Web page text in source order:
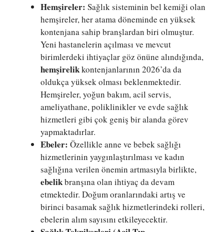
Hemşireler: Sağlık sisteminin bel kemiği olan
hemşireler, her atama döneminde en yüksek
kontenjana sahip branşlardan biri olmuştur.
Yeni hastanelerin açılması ve mevcut
birimlerdeki ihtiyaçlar göz önüne alındığında,
hemşirelikkontenjanlarının 2026’da da
oldukça yüksek olması beklenmektedir.
Hemşireler, yoğun bakım, acil servis,
ameliyathane, poliklinikler ve evde sağlık
hizmetleri gibi çok geniş bir alanda görev
yapmaktadırlar.
Ebeler: Özellikle anne ve bebek sağlığı
hizmetlerinin yaygınlaştırılması ve kadın
sağlığına verilen önemin artmasıyla birlikte,
ebelikbranşına olan ihtiyaç da devam
etmektedir. Doğum oranlarındaki artış ve
birinci basamak sağlık hizmetlerindeki rolleri,
ebelerin alım sayısını etkileyecektir.